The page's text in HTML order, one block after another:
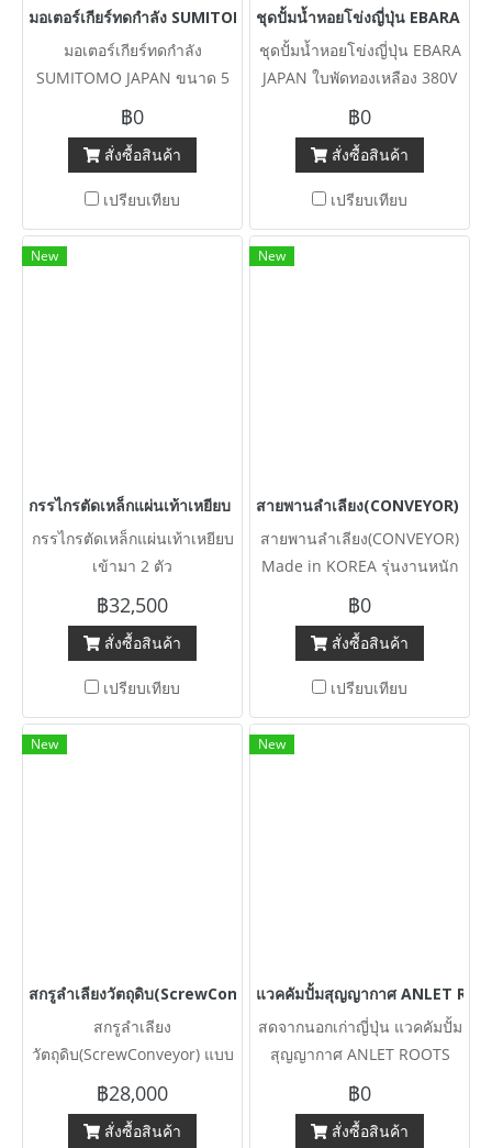
มอเตอร์เกียร์ทดกำลัง SUMITOMO JAPAN ขนาด 5 HP อัตราทด 1 :
มอเตอร์เกียร์ทดกำลัง
SUMITOMO JAPAN ขนาด 5
HP อัตราทด 1 : 87 ( 17 rpm )
380V เข้ามา 3 ตัว
฿0
สั่งซื้อสินค้า
เปรียบเทียบ
ชุดปั้มน้ำหอยโข่งญี่ปุ่น EBARA
ชุดปั้มน้ำหอยโข่งญี่ปุ่น EBARA
JAPAN ใบพัดทองเหลือง 380V
เข้ามา 3 ชุด 6~5” / 60 HP
8~6” / 50 HP 8~6” / 60 HP
฿0
สั่งซื้อสินค้า
เปรียบเทียบ
New
กรรไกรตัดเหล็กแผ่นเท้าเหยียบ เข้ามา 2 ตัว
กรรไกรตัดเหล็กแผ่นเท้าเหยียบ
เข้ามา 2 ตัว
฿32,500
สั่งซื้อสินค้า
เปรียบเทียบ
New
สายพานลำเลียง(CONVEYOR)
สายพานลำเลียง(CONVEYOR)
Made in KOREA รุ่นงานหนัก
HEAVY DEUTY แบบพื้นเรียบ /
หน้ากว้าง 80 / 100 cm มีเข้า
มา 12 ตัว 380V โครงสร้างหนา
แข็งแรงรุ่นงานหนัก สภาพใหม่
฿0
สั่งซื้อสินค้า
เปรียบเทียบ
New
สกรูลำเลียงวัตถุดิบ(ScrewConveyor) แบบรางครึ่งใบ 380V เข้ามา
สกรูลำเลียง
วัตถุดิบ(ScrewConveyor) แบบ
รางครึ่งใบ 380V เข้ามา 9 ตัว
฿28,000
สั่งซื้อสินค้า
New
แวคคัมปั้มสุญญากาศ ANLET
สดจากนอกเก่าญี่ปุ่น แวคคัมปั้ม
สุญญากาศ ANLET ROOTS
VACUUM JAPAN ท่อ 2” 380V
เข้ามา 6 ตัว #สดจากนอกเก่า
ญี่ปุ่น ขนาด 2 HP (4) ขนาด 5
฿0
สั่งซื้อสินค้า